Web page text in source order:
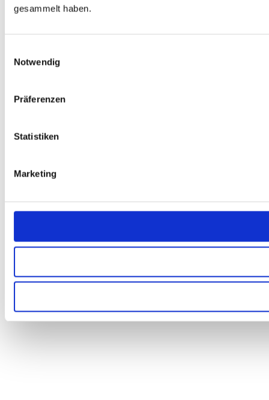
gesammelt haben.
Notwendig
Präferenzen
Statistiken
Marketing